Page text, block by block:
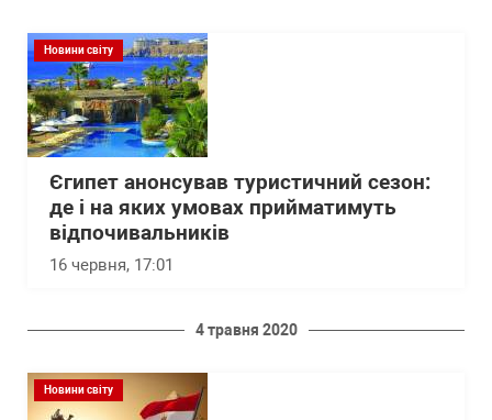
Новини світу
Єгипет анонсував туристичний сезон:
де і на яких умовах прийматимуть
відпочивальників
16 червня, 17:01
4 травня 2020
Новини світу